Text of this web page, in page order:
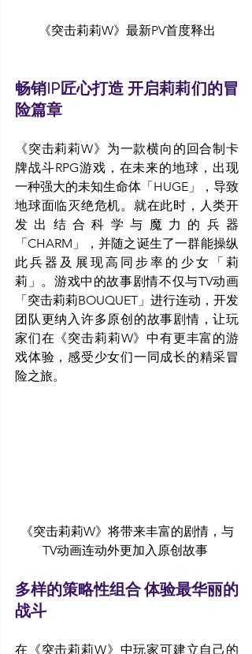
《突击莉莉W》最新PV首度释出
畅销IP匠心打造 开启莉莉们的冒
险篇章
《突击莉莉W》为一款横向的回合制卡
牌战斗RPG游戏，在未来的地球，出现
一种强大的未知生命体「HUGE」，导致
地球面临灭绝危机。就在此时，人类开
发出结合科学与魔力的兵器
「CHARM」，并随之诞生了一群能操纵
此兵器及展现高同步率的少女「莉
莉」。游戏中的故事剧情不仅与TV动画
「突击莉莉BOUQUET」进行连动，开发
团队更纳入许多原创的故事剧情，让玩
家们在《突击莉莉W》中有更丰富的游
戏体验，感受少女们一同成长的精采冒
险之旅。
《突击莉莉W》将带来丰富的剧情，与
TV动画连动外更加入原创故事
多样的策略性组合 体验最华丽的
战斗
在《突击莉莉W》中玩家可建立自己的